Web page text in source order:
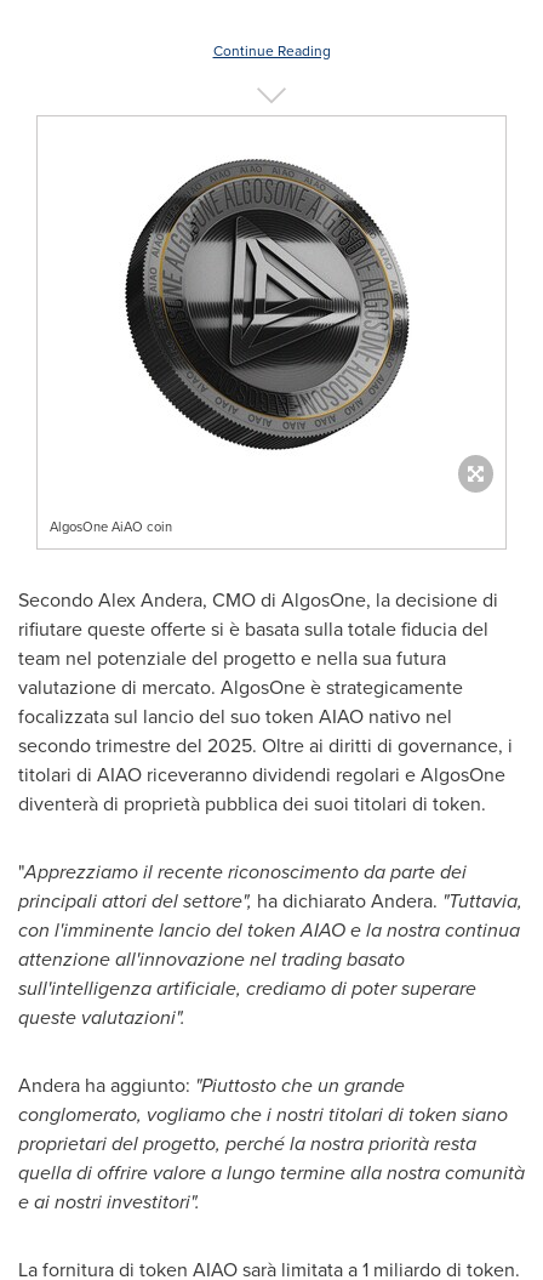
Continue Reading
AlgosOne AiAO coin
Secondo Alex Andera, CMO di AlgosOne, la decisione di
rifiutare queste offerte si è basata sulla totale fiducia del
team nel potenziale del progetto e nella sua futura
valutazione di mercato. AlgosOne è strategicamente
focalizzata sul lancio del suo token AIAO nativo nel
secondo trimestre del 2025. Oltre ai diritti di governance, i
titolari di AIAO riceveranno dividendi regolari e AlgosOne
diventerà di proprietà pubblica dei suoi titolari di token.
"Apprezziamo il recente riconoscimento da parte dei
principali attori del settore", ha dichiarato Andera. "Tuttavia,
con l'imminente lancio del token AIAO e la nostra continua
attenzione all'innovazione nel trading basato
sull'intelligenza artificiale, crediamo di poter superare
queste valutazioni".
Andera ha aggiunto: "Piuttosto che un grande
conglomerato, vogliamo che i nostri titolari di token siano
proprietari del progetto, perché la nostra priorità resta
quella di offrire valore a lungo termine alla nostra comunità
e ai nostri investitori".
La fornitura di token AIAO sarà limitata a 1 miliardo di token.